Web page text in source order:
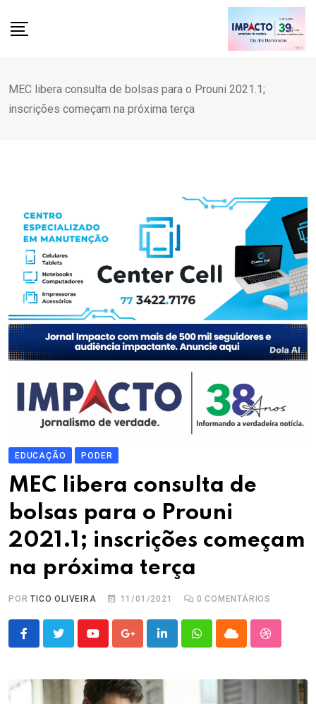
MEC libera consulta de bolsas para o Prouni 2021.1;
inscrições começam na próxima terça
EDUCAÇÃO PODER
MEC libera consulta de
bolsas para o Prouni
2021.1; inscrições começam
na próxima terça
PORTICO OLIVEIRA 11/01/2021 0 COMENTÁRIOS
YoutubeGoogle+LinkedInWhatsappCloud